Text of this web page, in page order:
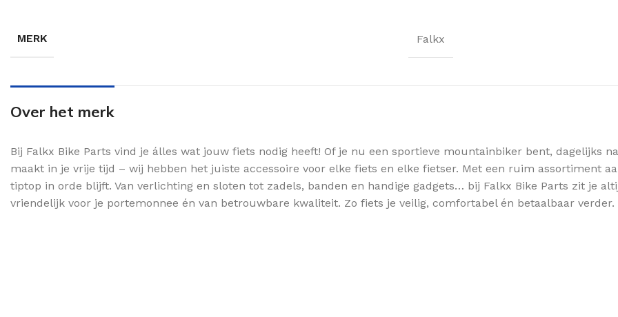
MERK Falkx
Over het merk
Bij Falkx Bike Parts vind je álles wat jouw fiets nodig heeft! Of je nu een sportieve mountainbiker bent, dagelijks
maakt in je vrije tijd – wij hebben het juiste accessoire voor elke fiets en elke fietser. Met een ruim assortiment
tiptop in orde blijft. Van verlichting en sloten tot zadels, banden en handige gadgets… bij Falkx Bike Parts zit je
vriendelijk voor je portemonnee én van betrouwbare kwaliteit. Zo fiets je veilig, comfortabel én betaalbaar verder.